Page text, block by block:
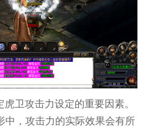
卫攻击力设定的重要因素。
中，攻击力的实际效果会有所